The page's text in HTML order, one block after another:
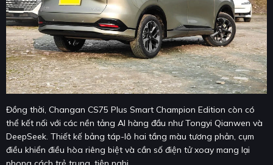
Đồng thời, Changan CS75 Plus Smart Champion Edition còn có
thể kết nối với các nền tảng AI hàng đầu như Tongyi Qianwen và
DeepSeek. Thiết kế bảng táp-lô hai tầng màu tương phản, cụm
điều khiển điều hòa riêng biệt và cần số điện tử xoay mang lại